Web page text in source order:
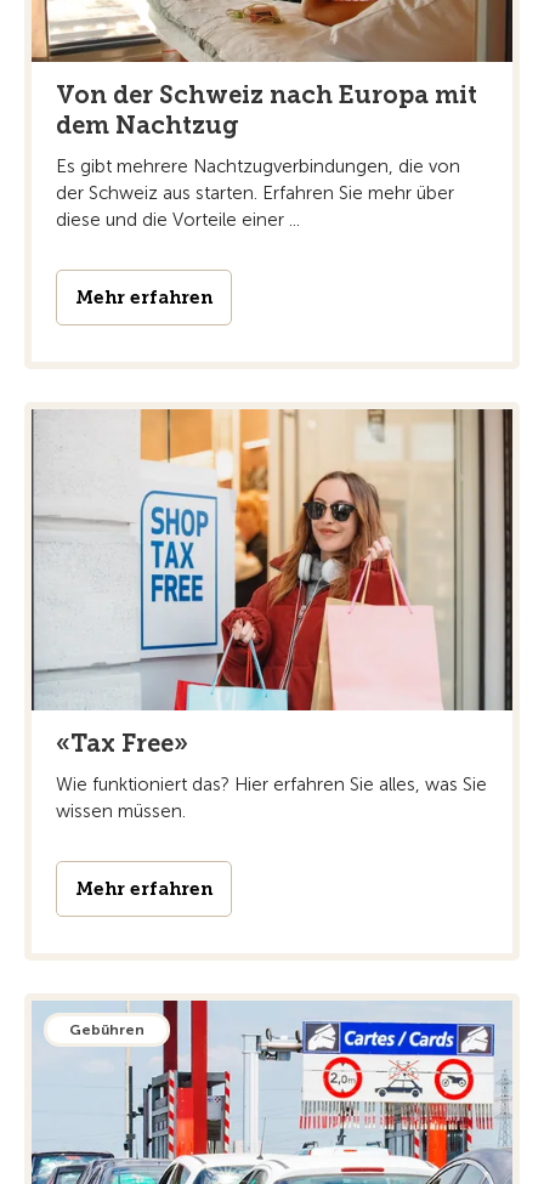
Von der Schweiz nach Europa mit
dem Nachtzug
Es gibt mehrere Nachtzugverbindungen, die von
der Schweiz aus starten. Erfahren Sie mehr über
diese und die Vorteile einer ...
Mehr erfahren
«Tax Free»
Wie funktioniert das? Hier erfahren Sie alles, was Sie
wissen müssen.
Mehr erfahren
Gebühren